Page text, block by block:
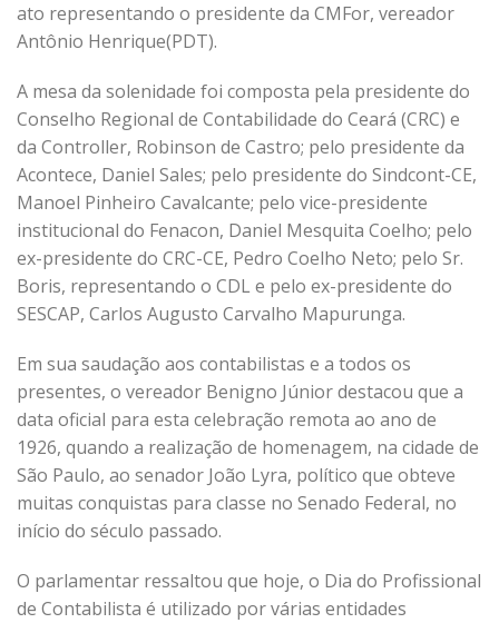
ato representando o presidente da CMFor, vereador
Antônio Henrique(PDT).
A mesa da solenidade foi composta pela presidente do
Conselho Regional de Contabilidade do Ceará (CRC) e
da Controller, Robinson de Castro; pelo presidente da
Acontece, Daniel Sales; pelo presidente do Sindcont-CE,
Manoel Pinheiro Cavalcante; pelo vice-presidente
institucional do Fenacon, Daniel Mesquita Coelho; pelo
ex-presidente do CRC-CE, Pedro Coelho Neto; pelo Sr.
Boris, representando o CDL e pelo ex-presidente do
SESCAP, Carlos Augusto Carvalho Mapurunga.
Em sua saudação aos contabilistas e a todos os
presentes, o vereador Benigno Júnior destacou que a
data oficial para esta celebração remota ao ano de
1926, quando a realização de homenagem, na cidade de
São Paulo, ao senador João Lyra, político que obteve
muitas conquistas para classe no Senado Federal, no
início do século passado.
O parlamentar ressaltou que hoje, o Dia do Profissional
de Contabilista é utilizado por várias entidades